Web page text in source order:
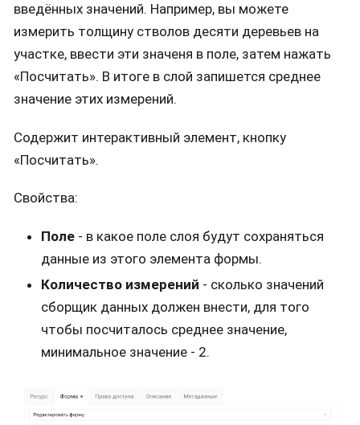
введённых значений. Например, вы можете
измерить толщину стволов десяти деревьев на
участке, ввести эти значеня в поле, затем нажать
«Посчитать». В итоге в слой запишется среднее
значение этих измерений.
Содержит интерактивный элемент, кнопку
«Посчитать».
Свойства:
Поле - в какое поле слоя будут сохраняться
данные из этого элемента формы.
Количество измерений - сколько значений
сборщик данных должен внести, для того
чтобы посчиталось среднее значение,
минимальное значение - 2.